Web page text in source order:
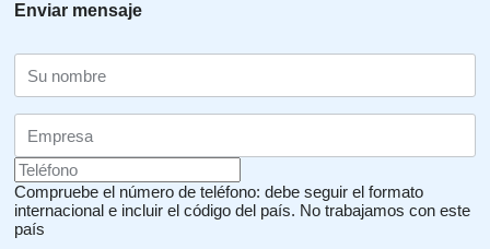
Enviar mensaje
Compruebe el número de teléfono: debe seguir el formato
internacional e incluir el código del país. No trabajamos con este
país